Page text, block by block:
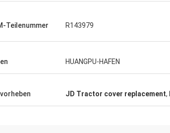
Teilenummer R143979
HUANGPU-HAFEN
JD Tractor cover replacement,